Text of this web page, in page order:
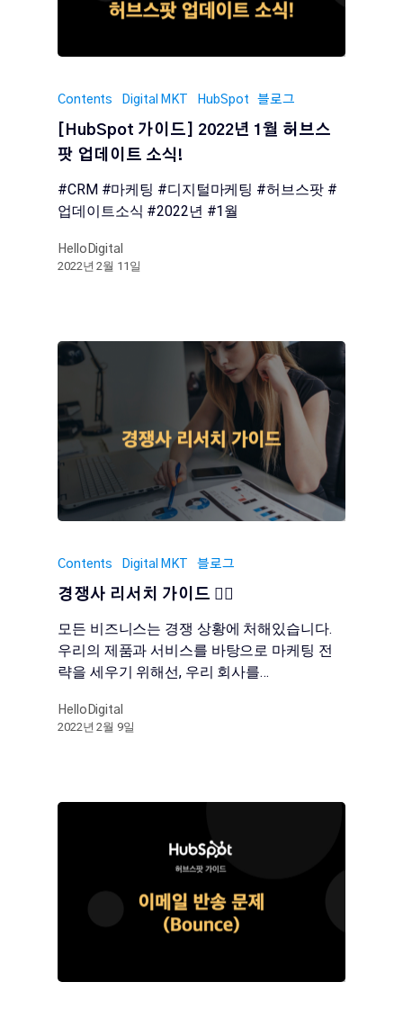
Contents Digital MKT HubSpot 블로그
[HubSpot 가이드] 2022년 1월 허브스
팟 업데이트 소식!
#CRM #마케팅 #디지털마케팅 #허브스팟 #
업데이트소식 #2022년 #1월
HelloDigital
2022년 2월 11일
Contents Digital MKT 블로그
경쟁사 리서치 가이드 🕵️‍♂️
모든 비즈니스는 경쟁 상황에 처해있습니다.
우리의 제품과 서비스를 바탕으로 마케팅 전
략을 세우기 위해선, 우리 회사를…
HelloDigital
2022년 2월 9일